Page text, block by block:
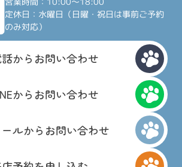
定休日：水曜日（日曜・祝日は事前ご予約
のみ対応）
からお問い合わせ
からお問い合わせ
ールからお問い合わせ